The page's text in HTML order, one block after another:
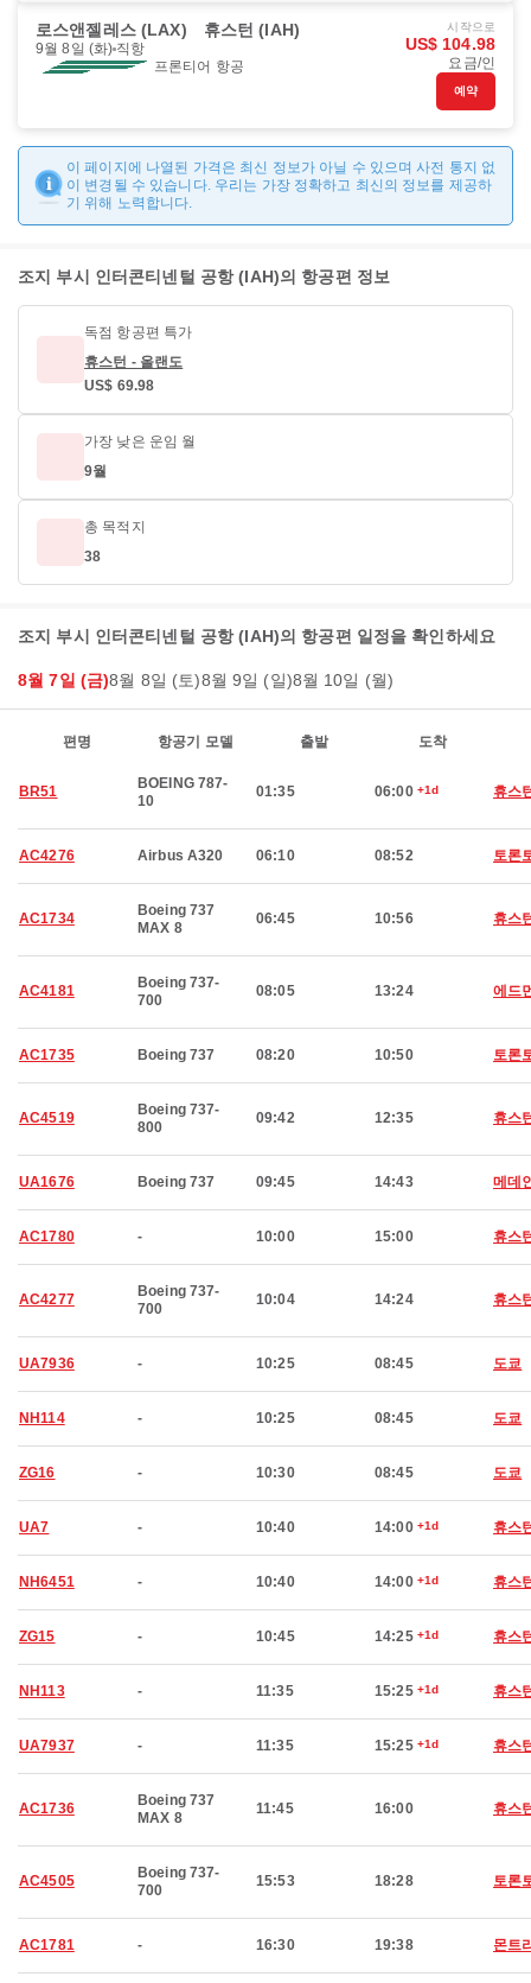
로스앤젤레스 (LAX) 휴스턴 (IAH)
9월 8일 (화) 직항
프론티어 항공
시작으로
US$ 104.98
요금/인
예약
이 페이지에 나열된 가격은 최신 정보가 아닐 수 있으며 사전 통지 없
이 변경될 수 있습니다. 우리는 가장 정확하고 최신의 정보를 제공하
기 위해 노력합니다.
조지 부시 인터콘티넨털 공항 (IAH)의 항공편 정보
독점 항공편 특가
휴스턴 - 올랜도
US$ 69.98
가장 낮은 운임 월
9월
총 목적지
38
조지 부시 인터콘티넨털 공항 (IAH)의 항공편 일정을 확인하세요
8월 7일 (금)8월 8일 (토)8월 9일 (일)8월 10일 (월)
편명 항공기 모델 출발 도착
BR51
BOEING 787-
10
01:35 06:00 +1d 휴스
AC4276 Airbus A320 06:10 08:52 토론
AC1734
Boeing 737
MAX 8
06:45 10:56 휴스
AC4181
Boeing 737-
700
08:05 13:24 에드
AC1735 Boeing 737 08:20 10:50 토론
AC4519
Boeing 737-
800
09:42 12:35 휴스
UA1676 Boeing 737 09:45 14:43 메데
AC1780 - 10:00 15:00 휴스
AC4277
Boeing 737-
700
10:04 14:24 휴스
UA7936 - 10:25 08:45 도쿄
NH114 - 10:25 08:45 도쿄
ZG16 - 10:30 08:45 도쿄
UA7 - 10:40 14:00 +1d 휴스
NH6451 - 10:40 14:00 +1d 휴스
ZG15 - 10:45 14:25 +1d 휴스
NH113 - 11:35 15:25 +1d 휴스
UA7937 - 11:35 15:25 +1d 휴스
AC1736
Boeing 737
MAX 8
11:45 16:00 휴스
AC4505
Boeing 737-
700
15:53 18:28 토론
AC1781 - 16:30 19:38 몬트